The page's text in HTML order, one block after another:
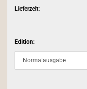
Lieferzeit:
Edition: